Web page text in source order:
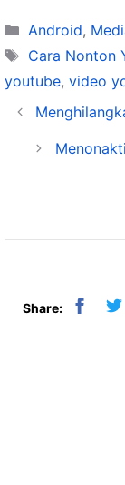
Categories
Android,
Tags
Cara Nonton
youtube, video
Share: